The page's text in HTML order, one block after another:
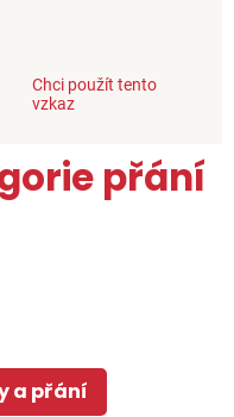
Chci použít tento
vzkaz
přání
a přání